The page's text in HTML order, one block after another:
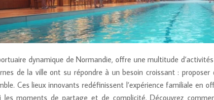
dynamique de Normandie, offre une multitude
de la ville ont su répondre à un besoin croissant :
Ces lieux innovants redéfinissent l’expérience familiale en
les moments de partage et de complicité. Découvrez